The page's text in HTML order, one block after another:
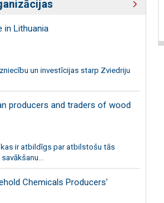
in Lithuania
un investīcijas starp Zviedriju
producers and traders of wood
ir atbildīgs par atbilstošu tās
Chemicals Producers'